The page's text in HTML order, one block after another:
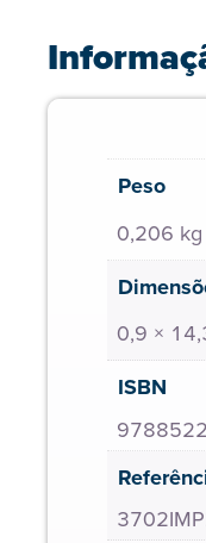
Peso
0,206 kg
0,9 ×
ISBN